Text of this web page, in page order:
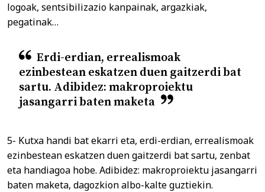
logoak, sentsibilizazio kanpainak, argazkiak,
pegatinak…
Erdi-erdian, errealismoak
ezinbestean eskatzen duen gaitzerdi bat
sartu. Adibidez: makroproiektu
jasangarri baten maketa
5- Kutxa handi bat ekarri eta, erdi-erdian, errealismoak
ezinbestean eskatzen duen gaitzerdi bat sartu, zenbat
eta handiagoa hobe. Adibidez: makroproiektu jasangarri
baten maketa, dagozkion albo-kalte guztiekin.